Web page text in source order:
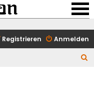
Anmelden
Registrieren